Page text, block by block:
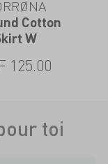
Cotton
W
125.00
toi